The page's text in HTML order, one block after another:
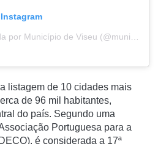
Uma publicação partilhada por Município de Viseu (@municipio_viseu)
listagem de 10 cidades mais
de 96 mil habitantes,
do país. Segundo uma
Portuguesa para a
é considerada a 17ª